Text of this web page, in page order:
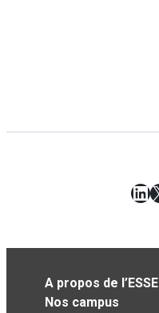
A propos de
Nos campus